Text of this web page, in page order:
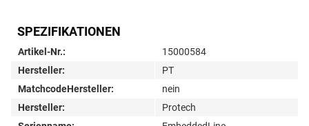
SPEZIFIKATIONEN
Artikel-Nr.:
15000584
Hersteller:
PT
MatchcodeHersteller:
nein
Hersteller:
Protech